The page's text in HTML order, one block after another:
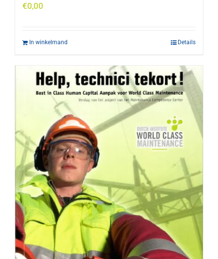
€0,00
In winkelmand Details